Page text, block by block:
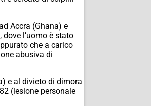
Accra (Ghana) e
l’uomo è stato
che a carico
abusiva di
e al divieto di dimora
(lesione personale